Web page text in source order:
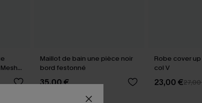
Maillot de bain une pièce noir
bord festonné
35,00 €
Robe cover
col V
23,00 €